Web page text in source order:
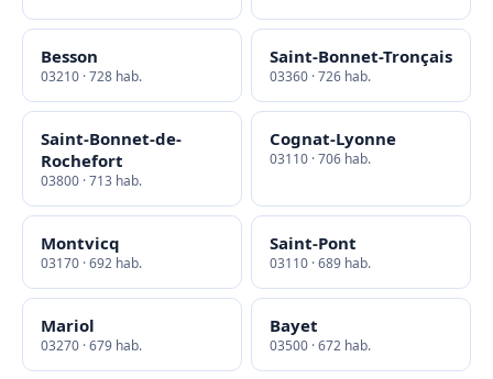
Besson
03210 · 728 hab.
Saint-Bonnet-Tronçais
03360 · 726 hab.
Saint-Bonnet-de-
Rochefort
03800 · 713 hab.
Cognat-Lyonne
03110 · 706 hab.
Montvicq
03170 · 692 hab.
Saint-Pont
03110 · 689 hab.
Mariol
03270 · 679 hab.
Bayet
03500 · 672 hab.